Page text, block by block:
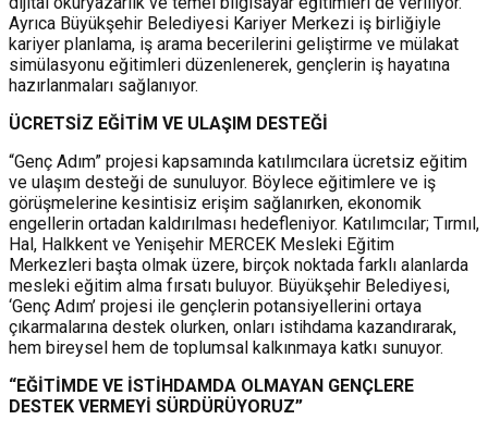
Ayrıca Büyükşehir Belediyesi Kariyer Merkezi iş birliğiyle
kariyer planlama, iş arama becerilerini geliştirme ve mülakat
simülasyonu eğitimleri düzenlenerek, gençlerin iş hayatına
hazırlanmaları sağlanıyor.
ÜCRETSİZ EĞİTİM VE ULAŞIM DESTEĞİ
“Genç Adım” projesi kapsamında katılımcılara ücretsiz eğitim
ve ulaşım desteği de sunuluyor. Böylece eğitimlere ve iş
görüşmelerine kesintisiz erişim sağlanırken, ekonomik
engellerin ortadan kaldırılması hedefleniyor. Katılımcılar; Tırmıl,
Hal, Halkkent ve Yenişehir MERCEK Mesleki Eğitim
Merkezleri başta olmak üzere, birçok noktada farklı alanlarda
mesleki eğitim alma fırsatı buluyor. Büyükşehir Belediyesi,
‘Genç Adım’ projesi ile gençlerin potansiyellerini ortaya
çıkarmalarına destek olurken, onları istihdama kazandırarak,
hem bireysel hem de toplumsal kalkınmaya katkı sunuyor.
“EĞİTİMDE VE İSTİHDAMDA OLMAYAN GENÇLERE
DESTEK VERMEYİ SÜRDÜRÜYORUZ”